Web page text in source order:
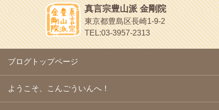
2010年5月(22)
2010年4月(25)
2010年3月
(22)
2010年2月(23)
2010年1月(23)
(18)
2009年11月
(20)
2009年10月(20)
2009年9月 (20)
放言じゃなくて和尚さんの名前だよ
面白いサイトみつけたよ。
ヘェ～という感じ
chocolab.Air♪DIALY
ラブラドールのワンちゃんがかわいいよ
真言宗豊山派 金剛院
東京都豊島区長崎1-9-2
TEL:03-3957-2313
ブログトップページ
ようこそ、こんごういんへ！